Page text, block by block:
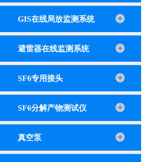
GIS在线局放监测系统
避雷器在线监测系统
SF6专用接头
SF6分解产物测试仪
真空泵